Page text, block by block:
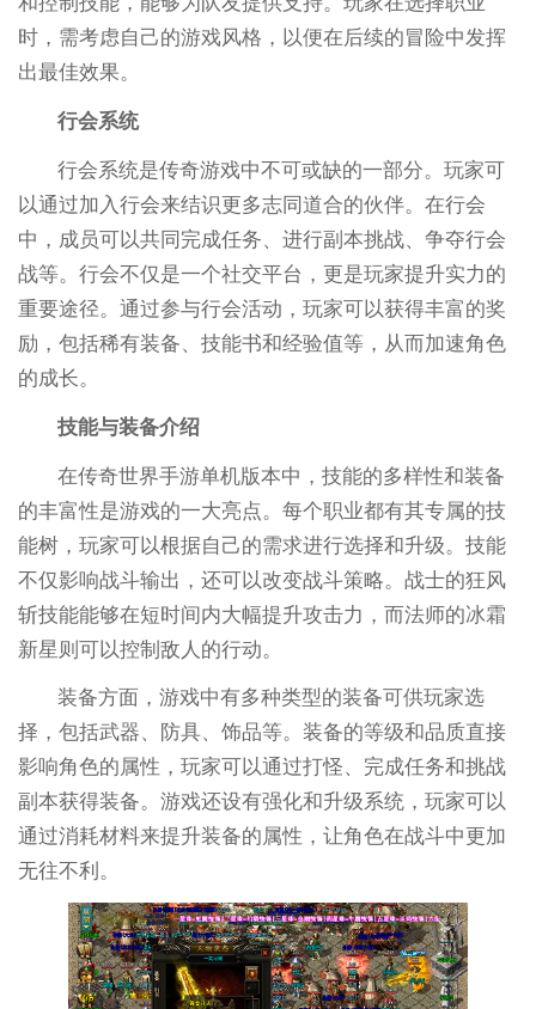
时，需考虑自己的游戏风格，以便在后续的冒险中发挥
出最佳效果。
行会系统
行会系统是传奇游戏中不可或缺的一部分。玩家可
以通过加入行会来结识更多志同道合的伙伴。在行会
中，成员可以共同完成任务、进行副本挑战、争夺行会
战等。行会不仅是一个社交平台，更是玩家提升实力的
重要途径。通过参与行会活动，玩家可以获得丰富的奖
励，包括稀有装备、技能书和经验值等，从而加速角色
的成长。
技能与装备介绍
在传奇世界手游单机版本中，技能的多样性和装备
的丰富性是游戏的一大亮点。每个职业都有其专属的技
能树，玩家可以根据自己的需求进行选择和升级。技能
不仅影响战斗输出，还可以改变战斗策略。战士的狂风
斩技能能够在短时间内大幅提升攻击力，而法师的冰霜
新星则可以控制敌人的行动。
装备方面，游戏中有多种类型的装备可供玩家选
择，包括武器、防具、饰品等。装备的等级和品质直接
影响角色的属性，玩家可以通过打怪、完成任务和挑战
副本获得装备。游戏还设有强化和升级系统，玩家可以
通过消耗材料来提升装备的属性，让角色在战斗中更加
无往不利。